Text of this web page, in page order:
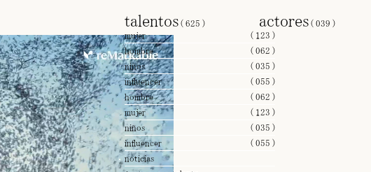
talentos( 625 )
mujer
( 123 )
hombre
( 062 )
niños
( 035 )
influencer
( 055 )
hombre
( 062 )
mujer
( 123 )
niños
( 035 )
influencer
( 055 )
noticias
actores( 039 )